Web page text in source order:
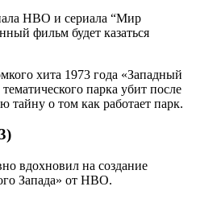
HBO и сериала “Мир
фильм будет казаться
хита 1973 года «Западный
парка убит после
тайну о том как работает парк.
вдохновил на создание
Запада» от HBO.